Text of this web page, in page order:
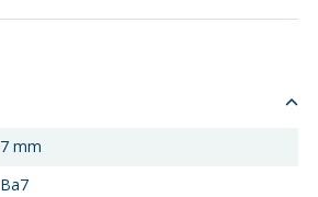
7 mm
Ba7